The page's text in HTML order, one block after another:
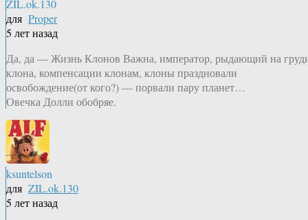
ZIL.ok.130
для Proper
5 лет назад
Да, да — Жизнь Клонов Важна, император, рыдающий на
клона, компенсации клонам, клоны праздновали
освобождение(от кого?) — порвали пару планет…
Овечка Долли обобряе.
ksuntelson
для ZIL.ok.130
5 лет назад